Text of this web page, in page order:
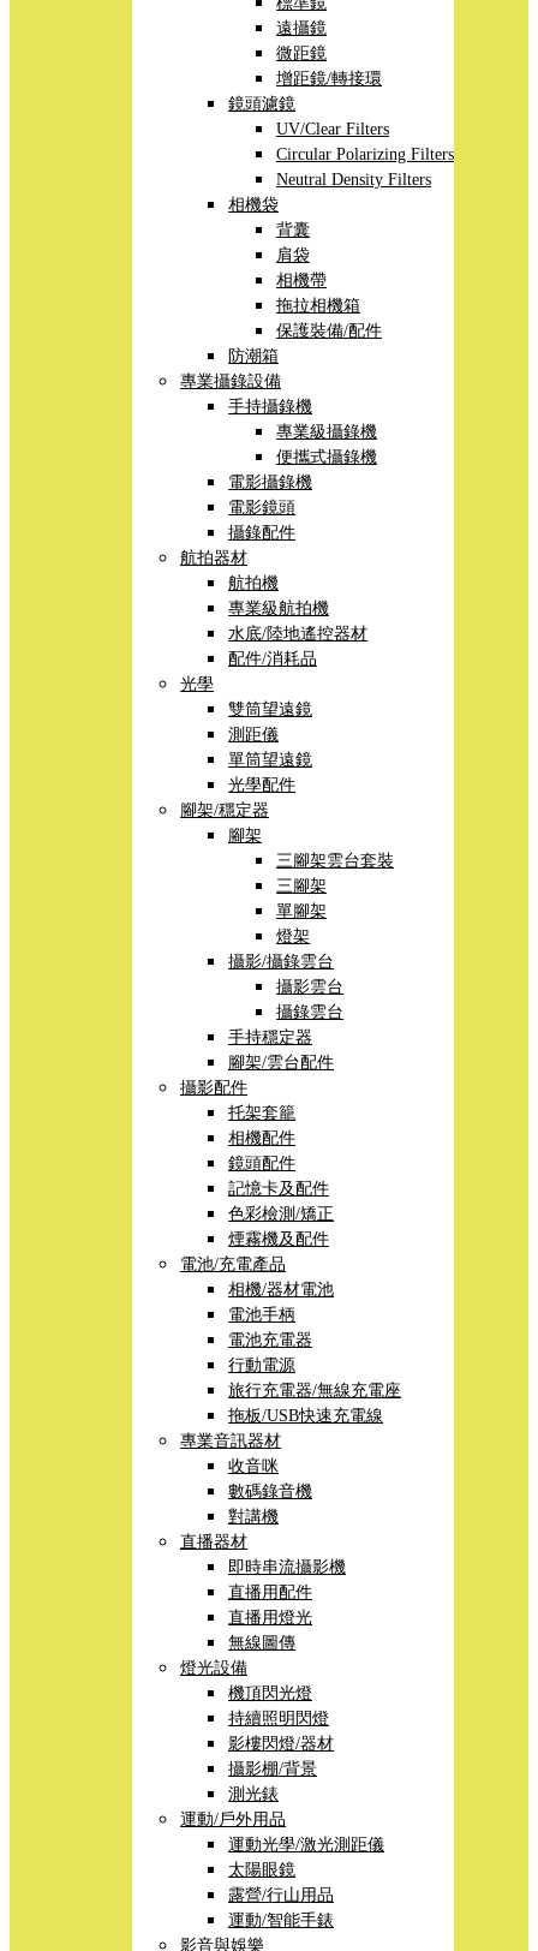
遠攝鏡
微距鏡
增距鏡/轉接環
鏡頭濾鏡
UV/Clear Filters
Circular Polarizing Filters
Neutral Density Filters
相機袋
背囊
肩袋
相機帶
拖拉相機箱
保護裝備/配件
防潮箱
專業攝錄設備
手持攝錄機
專業級攝錄機
便攜式攝錄機
電影攝錄機
電影鏡頭
攝錄配件
航拍器材
航拍機
專業級航拍機
水底/陸地遙控器材
配件/消耗品
光學
雙筒望遠鏡
測距儀
單筒望遠鏡
光學配件
腳架/穩定器
腳架
三腳架雲台套裝
三腳架
單腳架
燈架
攝影/攝錄雲台
攝影雲台
攝錄雲台
手持穩定器
腳架/雲台配件
攝影配件
托架套籠
相機配件
鏡頭配件
記憶卡及配件
色彩檢測/矯正
煙霧機及配件
電池/充電產品
相機/器材電池
電池手柄
電池充電器
行動電源
旅行充電器/無線充電座
拖板/USB快速充電線
專業音訊器材
收音咪
數碼錄音機
對講機
直播器材
即時串流攝影機
直播用配件
直播用燈光
無線圖傳
燈光設備
機頂閃光燈
持續照明閃燈
影樓閃燈/器材
攝影棚/背景
測光錶
運動/戶外用品
運動光學/激光測距儀
太陽眼鏡
露營/行山用品
運動/智能手錶
影音與娛樂